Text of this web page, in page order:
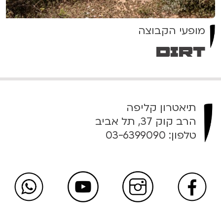
מופעי הקבוצה
Dirt
תיאטרון קליפה
הרב קוק 37, תל אביב
טלפון: 03-6399090